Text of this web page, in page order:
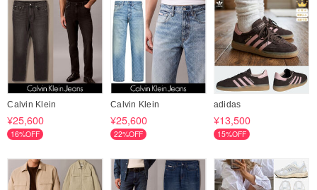
Calvin Klein
¥25,600
16%OFF
Calvin Klein
¥25,600
22%OFF
adidas
¥13,500
15%OFF